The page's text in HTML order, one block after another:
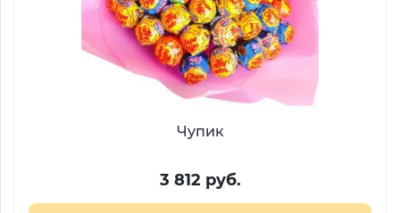
Чупик
3 812 руб.